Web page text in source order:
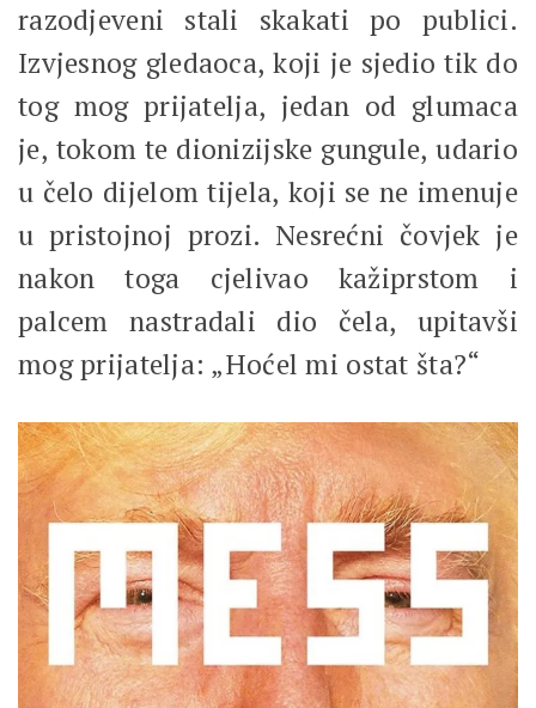
razodjeveni stali skakati po publici.
Izvjesnog gledaoca, koji je sjedio tik do
tog mog prijatelja, jedan od glumaca
je, tokom te dionizijske gungule, udario
u čelo dijelom tijela, koji se ne imenuje
u pristojnoj prozi. Nesrećni čovjek je
nakon toga cjelivao kažiprstom i
palcem nastradali dio čela, upitavši
mog prijatelja: „Hoćel mi ostat šta?“